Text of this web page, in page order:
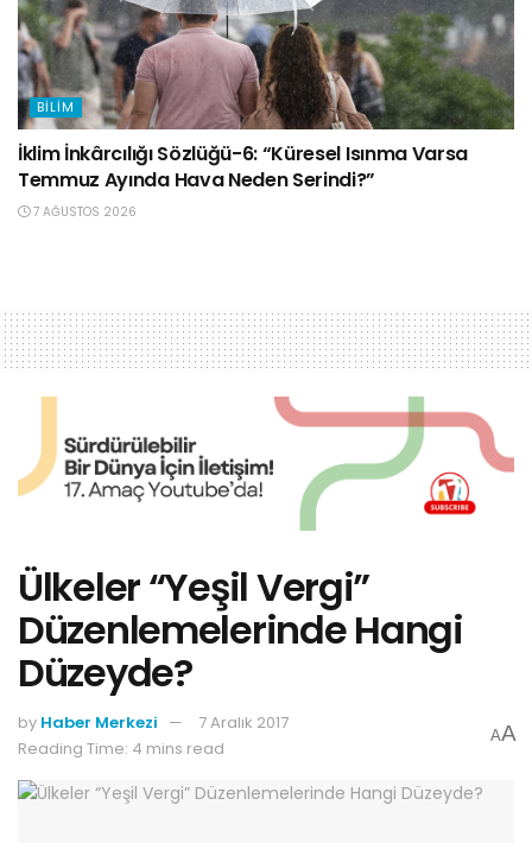
BILIM
İklim İnkârcılığı Sözlüğü-6: “Küresel Isınma Varsa
Temmuz Ayında Hava Neden Serindi?”
7 AĞUSTOS 2026
Ülkeler “Yeşil Vergi”
Düzenlemelerinde Hangi
Düzeyde?
by Haber Merkezi
7 Aralık 2017
Reading Time: 4 mins read
AA